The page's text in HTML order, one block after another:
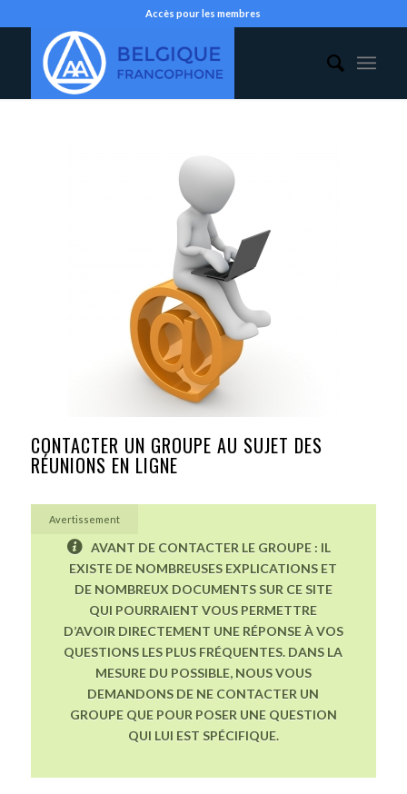
Accès pour les membres
CONTACTER UN GROUPE AU SUJET DES
RÉUNIONS EN LIGNE
Avertissement
AVANT DE CONTACTER LE GROUPE : IL
EXISTE DE NOMBREUSES EXPLICATIONS ET
DE NOMBREUX DOCUMENTS SUR CE SITE
QUI POURRAIENT VOUS PERMETTRE
D’AVOIR DIRECTEMENT UNE RÉPONSE À VOS
QUESTIONS LES PLUS FRÉQUENTES. DANS LA
MESURE DU POSSIBLE, NOUS VOUS
DEMANDONS DE NE CONTACTER UN
GROUPE QUE POUR POSER UNE QUESTION
QUI LUI EST SPÉCIFIQUE.